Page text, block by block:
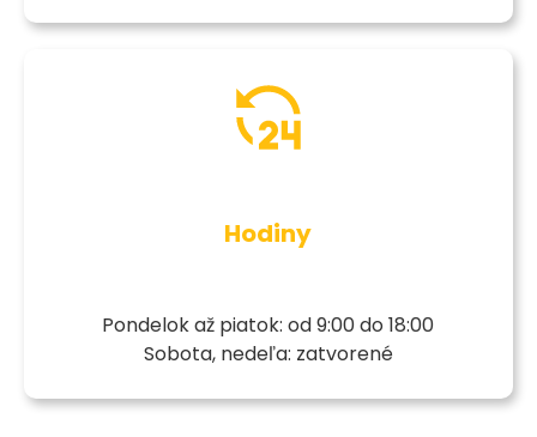
Hodiny
Pondelok až piatok: od 9:00 do 18:00
Sobota, nedeľa: zatvorené